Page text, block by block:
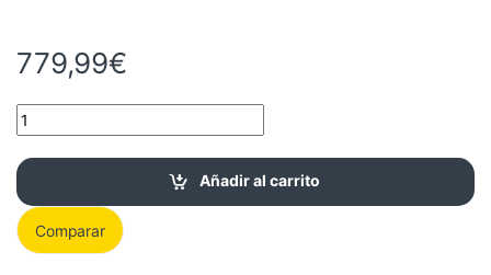
779,99€
Nvidia GeForce RTX 3080 Founders Edition 10GB cantidad
Añadir al carrito
Comparar